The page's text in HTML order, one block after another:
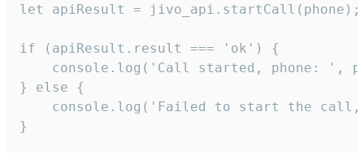
let apiResult = jivo_api.startCall(phone);
if (apiResult.result === 'ok') {
console.log('Call started, phone: ',
} else {
console.log('Failed to start the
}